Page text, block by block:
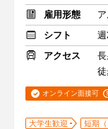
雇用形態
シフト
アクセス
オンライン面接可
大学生歓迎 短期（